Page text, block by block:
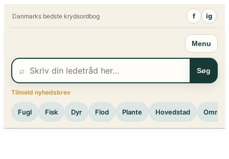
Danmarks bedste krydsordbog f ig
Menu
⌕ Søg
Tilmeld nyhedsbrev
Fugl Fisk Dyr Flod Plante Hovedstad Område